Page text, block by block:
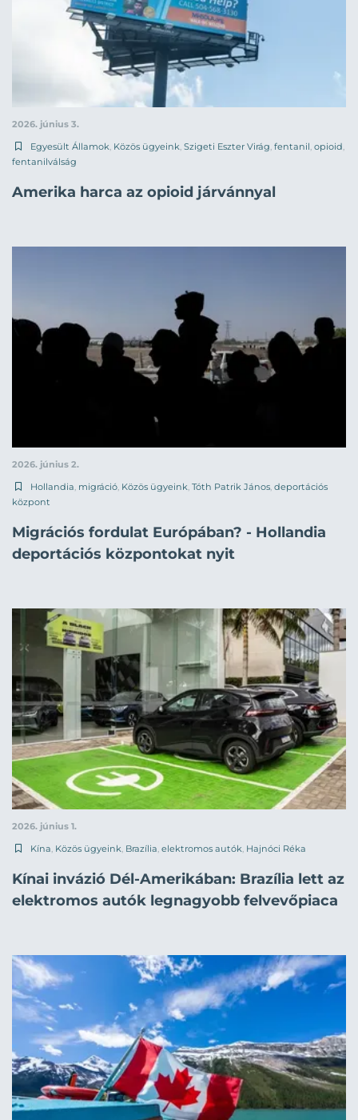
2026. június 3.
Egyesült Államok, Közös ügyeink, Szigeti Eszter Virág, fentanil, opioid,
fentanilválság
Amerika harca az opioid járvánnyal
2026. június 2.
Hollandia, migráció, Közös ügyeink, Tóth Patrik János, deportációs
központ
Migrációs fordulat Európában? - Hollandia
deportációs központokat nyit
2026. június 1.
Kína, Közös ügyeink, Brazília, elektromos autók, Hajnóci Réka
Kínai invázió Dél-Amerikában: Brazília lett az
elektromos autók legnagyobb felvevőpiaca